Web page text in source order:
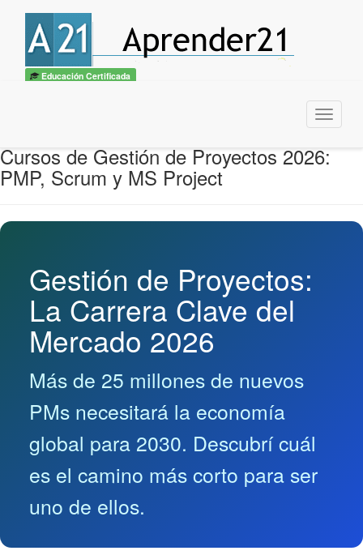
Educación Certificada
Menu
Cursos de Gestión de Proyectos 2026:
PMP, Scrum y MS Project
Gestión de Proyectos:
La Carrera Clave del
Mercado 2026
Más de 25 millones de nuevos
PMs necesitará la economía
global para 2030. Descubrí cuál
es el camino más corto para ser
uno de ellos.